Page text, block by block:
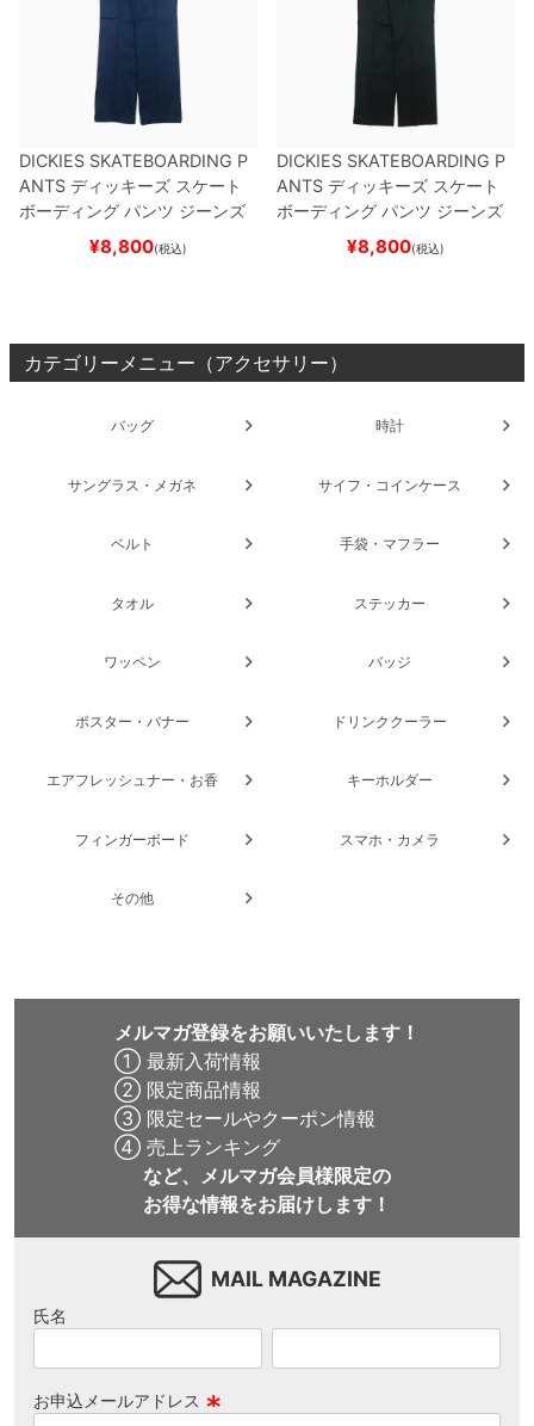
DICKIES SKATEBOARDING P
ANTS ディッキーズ スケート
ボーディング パンツ ジーンズ
SLIM FIT 30 LENGTH
スケートボード スケボ
¥8,800(税込)
DICKIES SKATEBOARDING P
ANTS ディッキーズ スケート
ボーディング パンツ ジーンズ
SLIM FIT 30 LENGTH
スケートボード スケボー
¥8,800(税込)
カテゴリーメニュー（アクセサリー）
バッグ 時計
サングラス・メガネ サイフ・コインケース
ベルト 手袋・マフラー
タオル ステッカー
ワッペン バッジ
ポスター・バナー ドリンククーラー
エアフレッシュナー・お香 キーホルダー
フィンガーボード スマホ・カメラ
その他
メルマガ登録をお願いいたします！
① 最新入荷情報
② 限定商品情報
③ 限定セールやクーポン情報
④ 売上ランキング
など、メルマガ会員様限定の
お得な情報をお届けします！
MAIL MAGAZINE
氏名
お申込メールアドレス